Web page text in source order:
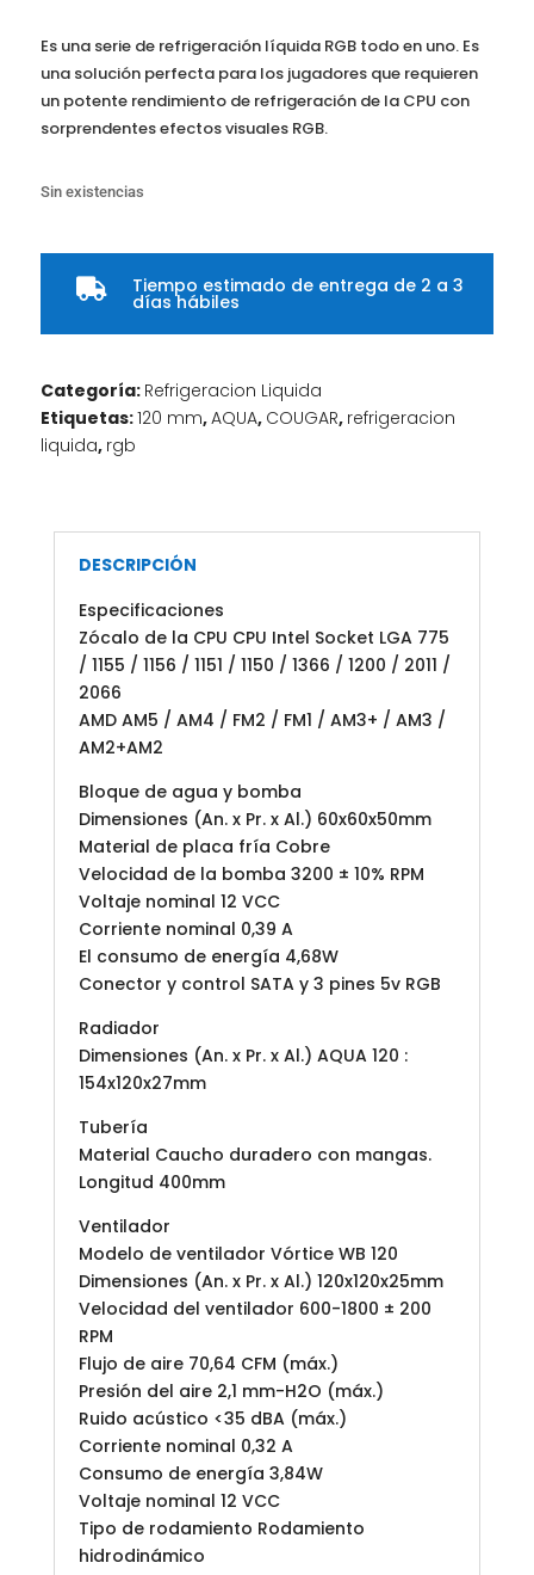
Es una serie de refrigeración líquida RGB todo en uno. Es
una solución perfecta para los jugadores que requieren
un potente rendimiento de refrigeración de la CPU con
sorprendentes efectos visuales RGB.
Sin existencias
 Tiempo estimado de entrega de 2 a 3
días hábiles
Categoría: Refrigeracion Liquida
Etiquetas:120 mm,AQUA, COUGAR, refrigeracion
liquida, rgb
DESCRIPCIÓN
Especificaciones
Zócalo de la CPU CPU Intel Socket LGA 775
/ 1155 / 1156 / 1151 / 1150 / 1366 / 1200 / 2011 /
2066
AMD AM5 / AM4 / FM2 / FM1 / AM3+ / AM3 /
AM2+AM2
Bloque de agua y bomba
Dimensiones (An. x Pr. x Al.) 60x60x50mm
Material de placa fría Cobre
Velocidad de la bomba 3200 ± 10% RPM
Voltaje nominal 12 VCC
Corriente nominal 0,39 A
El consumo de energía 4,68W
Conector y control SATA y 3 pines 5v RGB
Radiador
Dimensiones (An. x Pr. x Al.) AQUA 120 :
154x120x27mm
Tubería
Material Caucho duradero con mangas.
Longitud 400mm
Ventilador
Modelo de ventilador Vórtice WB 120
Dimensiones (An. x Pr. x Al.) 120x120x25mm
Velocidad del ventilador 600-1800 ± 200
RPM
Flujo de aire 70,64 CFM (máx.)
Presión del aire 2,1 mm-H2O (máx.)
Ruido acústico <35 dBA (máx.)
Corriente nominal 0,32 A
Consumo de energía 3,84W
Voltaje nominal 12 VCC
Tipo de rodamiento Rodamiento
hidrodinámico